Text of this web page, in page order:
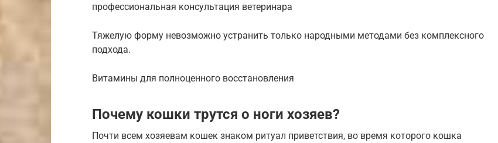
профессиональная консультация ветеринара
Тяжелую форму невозможно устранить только народными методами без комплексного
подхода.
Витамины для полноценного восстановления
Почему кошки трутся о ноги хозяев?
Почти всем хозяевам кошек знаком ритуал приветствия, во время которого кошка